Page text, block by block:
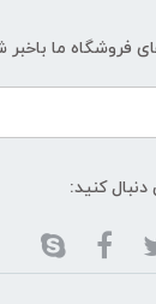
فروشگاه ما باخبر
کنید: